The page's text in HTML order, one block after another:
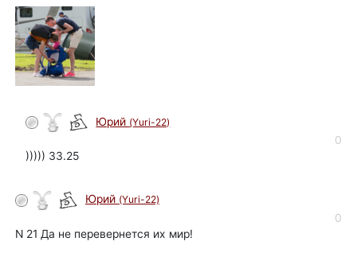
Юрий (Yuri-22)
0
))))) 33.25
Юрий (Yuri-22)
0
N 21 Да не перевернется их мир!